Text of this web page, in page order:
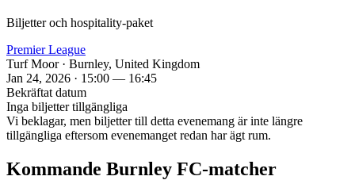
Biljetter och hospitality‑paket
Premier League
Turf Moor · Burnley, United Kingdom
Jan 24, 2026 · 15:00 — 16:45
Bekräftat datum
Inga biljetter tillgängliga
Vi beklagar, men biljetter till detta evenemang är inte längre
tillgängliga eftersom evenemanget redan har ägt rum.
Kommande Burnley FC‑matcher